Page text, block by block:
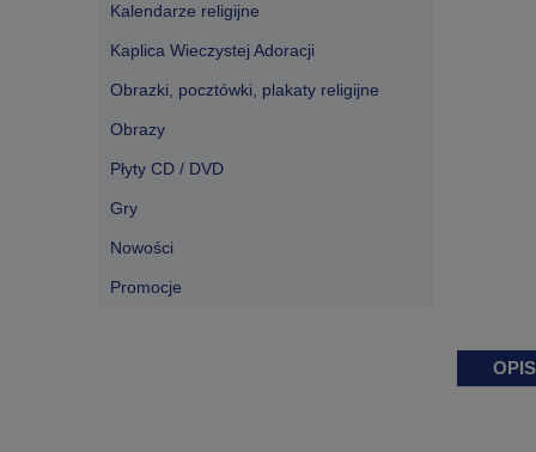
Kalendarze religijne
Kaplica Wieczystej Adoracji
Obrazki, pocztówki, plakaty religijne
Obrazy
Płyty CD / DVD
Gry
Nowości
Promocje
OPIS